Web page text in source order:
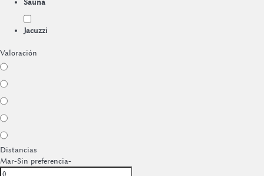
Jacuzzi
Valoración
Distancias
Mar-Sin preferencia-